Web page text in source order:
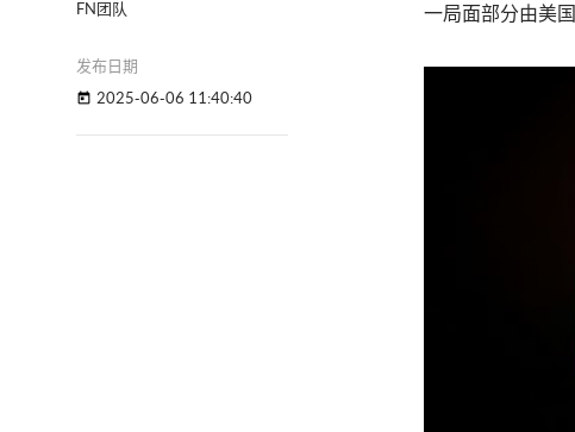
FN团队
发布日期
today 2025-06-06 11:40:40
一局面部分由美